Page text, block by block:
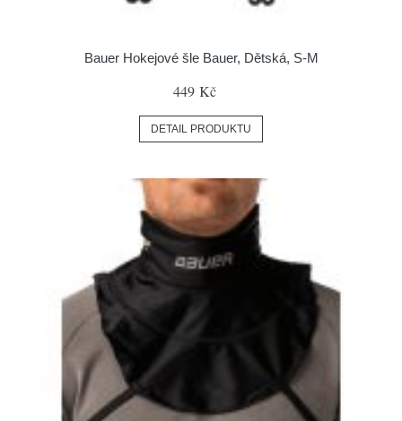
Bauer Hokejové šle Bauer, Dětská, S-M
449 Kč
DETAIL PRODUKTU